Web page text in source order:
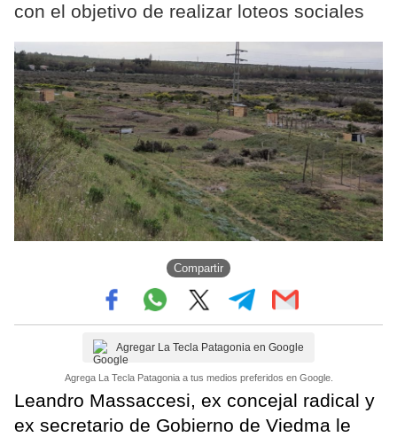
con el objetivo de realizar loteos sociales
Compartir
Agregar La Tecla Patagonia en Google
Agrega La Tecla Patagonia a tus medios preferidos en Google.
Leandro Massaccesi, ex concejal radical y
ex secretario de Gobierno de Viedma le